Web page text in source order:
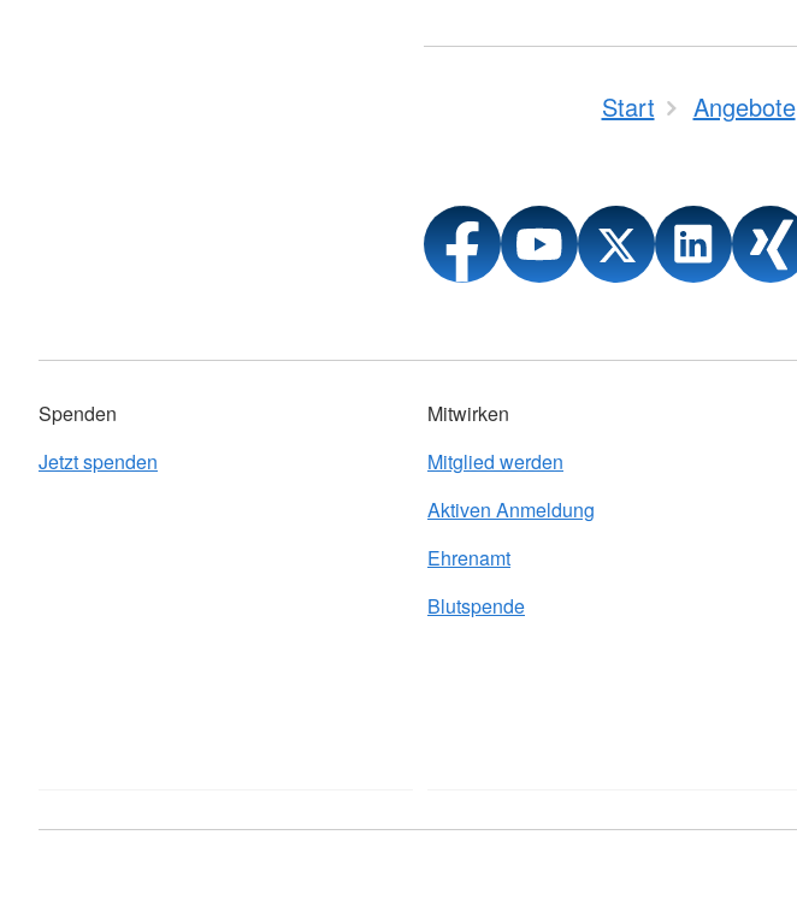
Start Angebote
Spenden
Jetzt spenden
Mitwirken
Mitglied werden
Aktiven Anmeldung
Ehrenamt
Blutspende